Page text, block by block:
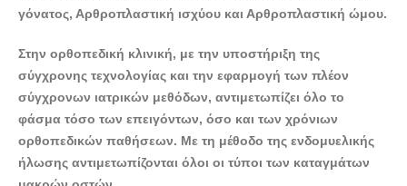
ΧΕΙΡΟΥΡΓΟΣ ΟΡΘΟΠΕΔΙΚΟΣ ΠΕΙΡΑΙΑΣ |
ΧΕΙΡΟΥΡΓΟΣ ΟΡΘΟΠΕΔΙΚΟΣ ΠΕΙΡΑΙΑΣ |
ΟΡΘΟΠΕΔΙΚΟΣ ΘΕΟΣ ΧΡΗΣΤΟΣ - doctors4u.gr
ΧΕΙΡΟΥΡΓΟΣ ΟΡΘΟΠΕΔΙΚΟΣ ΠΕΙΡΑΙΑΣ |
ΟΡΘΟΠΕΔΙΚΟΣ ΘΕΟΣ ΧΡΗΣΤΟΣ - doctors4u.gr
γόνατος, Αρθροπλαστική ισχύου και Αρθροπλαστική ώμου.
Στην ορθοπεδική κλινική, με την υποστήριξη της
σύγχρονης τεχνολογίας και την εφαρμογή των πλέον
σύγχρονων ιατρικών μεθόδων, αντιμετωπίζει όλο το
φάσμα τόσο των επειγόντων, όσο και των χρόνιων
ορθοπεδικών παθήσεων. Με τη μέθοδο της ενδομυελικής
ήλωσης αντιμετωπίζονται όλοι οι τύποι των καταγμάτων